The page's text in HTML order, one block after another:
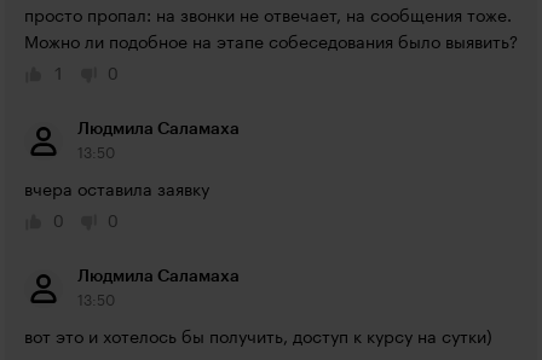
просто пропал: на звонки не отвечает, на сообщения тоже.
1
0
Людмила Саламаха
13:50
вчера оставила заявку
0
0
Людмила Саламаха
13:50
вот это и хотелось бы получить, доступ к курсу на сутки)